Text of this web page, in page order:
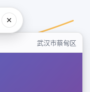
武汉市蔡甸区